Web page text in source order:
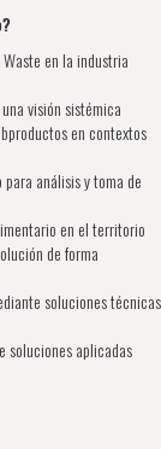
en la industria
visión sistémica
en contextos
análisis y toma de
en el territorio
de forma
soluciones técnicas
soluciones aplicadas